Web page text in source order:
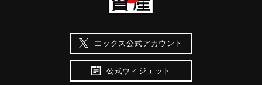
エックス公式アカウント
公式ウィジェット